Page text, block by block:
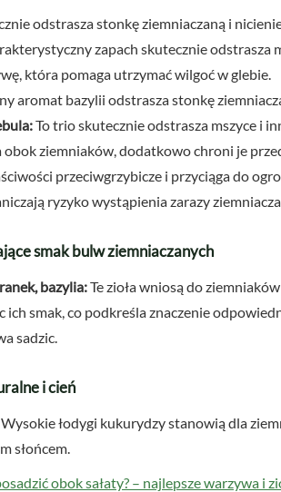
odstrasza stonkę ziemniaczaną i
zapach skutecznie
która pomaga utrzymać wilgoć w glebie.
aromat bazylii odstrasza stonkę
To trio skutecznie odstrasza mszyce i
obok ziemniaków, dodatkowo chroni je
przeciwgrzybicze i przyciąga do
ryzyko wystąpienia zarazy
smak bulw ziemniaczanych
bazylia:Te zioła wniosą do
ich smak, co podkreśla znaczenie
sadzic.
i cień
Wysokie łodygi kukurydzy stanowią dla
słońcem.
obok sałaty? – najlepsze warzywa i